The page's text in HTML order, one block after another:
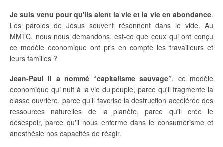
Je suis venu pour qu'ils aient la vie et la vie en abondance.
Les paroles de Jésus souvent résonnent dans le vide. Au
MMTC, nous nous demandons, est-ce que ceux qui ont conçu
ce modèle économique ont pris en compte les travailleurs et
leurs familles ?
Jean-Paul II a nommé “capitalisme sauvage”, ce modèle
économique qui nuit à la vie du peuple, parce qu'il fragmente la
classe ouvrière, parce qu’il favorise la destruction accélérée des
ressources naturelles de la planète, parce qu'il crée le
désespoir, parce qu'il nous enferme dans le consumérisme et
anesthésie nos capacités de réagir.